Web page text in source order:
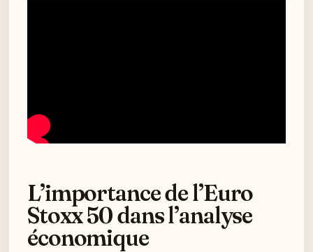
L’importance de l’Euro
Stoxx 50 dans l’analyse
économique